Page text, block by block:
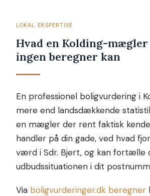
LOKAL EKSPERTISE
Hvad en Kolding-mægler
ingen beregner kan
En professionel boligvurdering i
mere end landsdækkende
en mægler der rent faktisk
handler på din gade, ved hvad
værd i Sdr. Bjert, og kan fortælle
udbudssituationen i dit
Via boligvurderinger.dk beregner